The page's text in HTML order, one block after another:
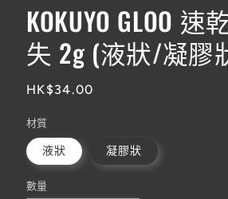
案
KOKUYO GLOO
失 2g (液狀/凝膠
定
HK$34.00
材質
液狀 凝膠狀
數量